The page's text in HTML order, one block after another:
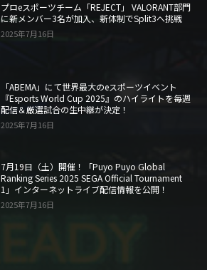
プロeスポーツチーム「REJECT」 VALORANT部門
に新メンバー3名が加入、新体制でSplit3へ挑戦
2025年7月16日
「ABEMA」にて世界最大のeスポーツイベント
『Esports World Cup 2025』のハイライトを毎週
配信＆厳選試合の生中継が決定！
2025年7月16日
7月19日（土）開催！「Puyo Puyo Global
Ranking Series 2025 SEGA Official Tournament
1」インターネットライブ配信情報を公開！
2025年7月16日